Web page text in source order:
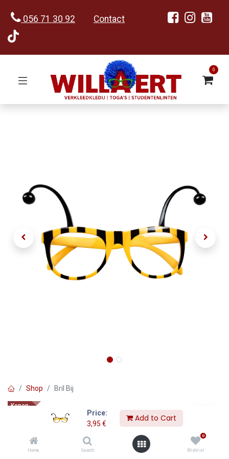
Price:
3,95 €
Add to Cart
Home Search
0
Wishlist
056 71 30 92 Contact
0
Shop Bril Bij
Kopen
3,95€